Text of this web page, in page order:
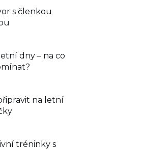
s členkou
dny – na co
na letní
tréninky s